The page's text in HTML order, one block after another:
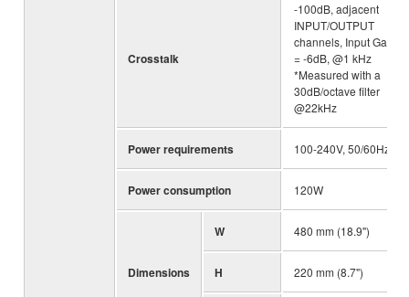
Crosstalk
-100dB, adjacent
INPUT/OUTPUT
channels, Input Gain
= -6dB, @1 kHz
*Measured with a
30dB/octave filter
@22kHz
Power requirements 100-240V, 50/60Hz
Power consumption 120W
Dimensions
W 480 mm (18.9")
H 220 mm (8.7")